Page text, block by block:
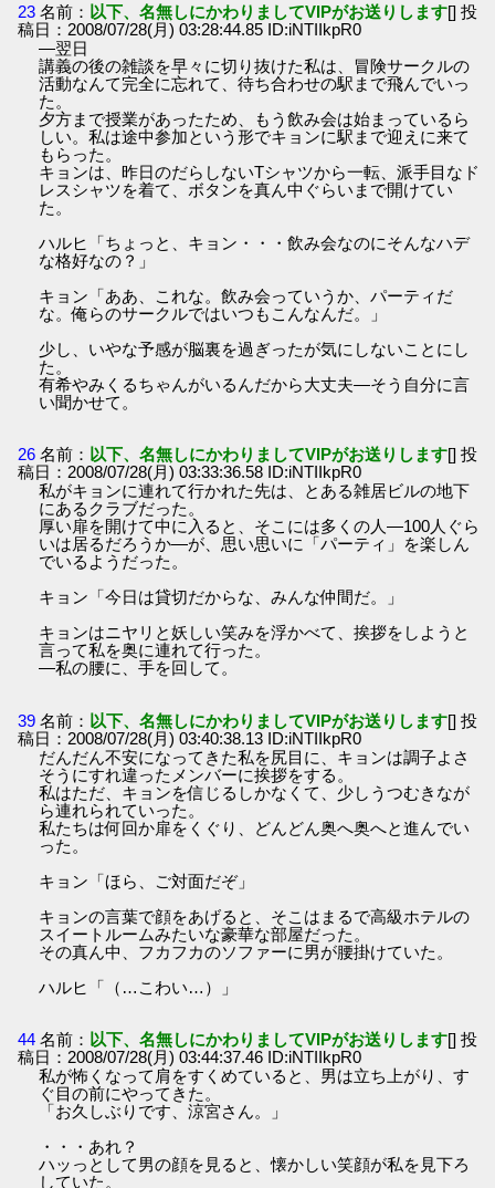
23 名前： 以下、名無しにかわりましてVIPがお送りします[] 投
稿日：2008/07/28(月) 03:28:44.85 ID:iNTIIkpR0
―翌日
講義の後の雑談を早々に切り抜けた私は、冒険サークルの
活動なんて完全に忘れて、待ち合わせの駅まで飛んでいっ
た。
夕方まで授業があったため、もう飲み会は始まっているら
しい。私は途中参加という形でキョンに駅まで迎えに来て
もらった。
キョンは、昨日のだらしないTシャツから一転、派手目なド
レスシャツを着て、ボタンを真ん中ぐらいまで開けてい
た。
ハルヒ「ちょっと、キョン・・・飲み会なのにそんなハデ
な格好なの？」
キョン「ああ、これな。飲み会っていうか、パーティだ
な。俺らのサークルではいつもこんなんだ。」
少し、いやな予感が脳裏を過ぎったが気にしないことにし
た。
有希やみくるちゃんがいるんだから大丈夫―そう自分に言
い聞かせて。
26 名前： 以下、名無しにかわりましてVIPがお送りします[] 投
稿日：2008/07/28(月) 03:33:36.58 ID:iNTIIkpR0
私がキョンに連れて行かれた先は、とある雑居ビルの地下
にあるクラブだった。
厚い扉を開けて中に入ると、そこには多くの人―100人ぐら
いは居るだろうか―が、思い思いに「パーティ」を楽しん
でいるようだった。
キョン「今日は貸切だからな、みんな仲間だ。」
キョンはニヤリと妖しい笑みを浮かべて、挨拶をしようと
言って私を奥に連れて行った。
―私の腰に、手を回して。
39 名前： 以下、名無しにかわりましてVIPがお送りします[] 投
稿日：2008/07/28(月) 03:40:38.13 ID:iNTIIkpR0
だんだん不安になってきた私を尻目に、キョンは調子よさ
そうにすれ違ったメンバーに挨拶をする。
私はただ、キョンを信じるしかなくて、少しうつむきなが
ら連れられていった。
私たちは何回か扉をくぐり、どんどん奥へ奥へと進んでい
った。
キョン「ほら、ご対面だぞ」
キョンの言葉で顔をあげると、そこはまるで高級ホテルの
スイートルームみたいな豪華な部屋だった。
その真ん中、フカフカのソファーに男が腰掛けていた。
ハルヒ「（…こわい…）」
44 名前： 以下、名無しにかわりましてVIPがお送りします[] 投
稿日：2008/07/28(月) 03:44:37.46 ID:iNTIIkpR0
私が怖くなって肩をすくめていると、男は立ち上がり、す
ぐ目の前にやってきた。
「お久しぶりです、涼宮さん。」
・・・あれ？
ハッっとして男の顔を見ると、懐かしい笑顔が私を見下ろ
していた。